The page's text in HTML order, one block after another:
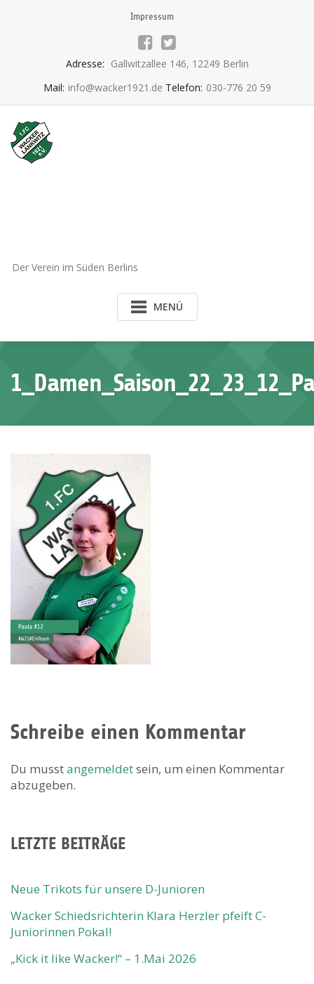
Impressum
Adresse: Gallwitzallee 146, 12249 Berlin
Mail: info@wacker1921.de Telefon: 030-776 20 59
Der Verein im Süden Berlins
MENÜ
Schreibe einen Kommentar
Du musstangemeldetsein, um einen Kommentar
abzugeben.
LETZTE BEITRÄGE
Neue Trikots für unsere D-Junioren
Wacker Schiedsrichterin Klara Herzler pfeift C-
Juniorinnen Pokal!
„Kick it like Wacker!“ – 1.Mai 2026